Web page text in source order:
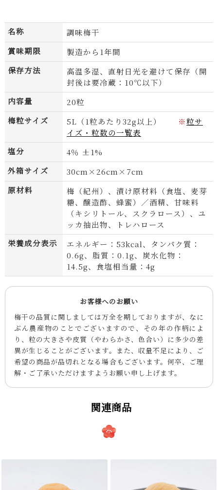
※
名称
調味梅干
賞味期限
製造から1年間
保存方法
高温多湿、直射日光を避けて保存（開
封後は要冷蔵：10℃以下）
内容量
20粒
梅粒サイズ
5L（1粒あたり32g以上） ※粒サ
イズ・粒数の一覧表
塩分
4％ ±1%
外箱サイズ
30cm×26cm×7cm
原材料
梅（紀州）、漬け原材料（食塩、麦芽
糖、醸造酢、蜂蜜）／酒精、甘味料
（キシリトール、スクラロース）、ユ
ッカ抽出物、トレハロース
栄養成分表示
エネルギー：53kcal、タンパク質：
0.6g、脂質：0.1g、炭水化物：
14.5g、食塩相当量：4g
お客様へのお願い
梅干の品質に関しましては万全を期しておりますが、なに
ぶん農産物のことでございますので、その年の作柄によ
り、粒の大きさや皮質（やわらかさ、色合い）に多少の差
異が生じることがございます。また、収量不足により、ご
希望の商品が品切れとなる場合もございます。何卒、ご理
解・ご了承いただけますようお願い申し上げます。
関連商品